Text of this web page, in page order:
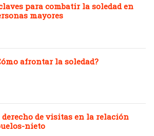
para combatir la soledad en
mayores
afrontar la soledad?
derecho de visitas en la relación
nieto